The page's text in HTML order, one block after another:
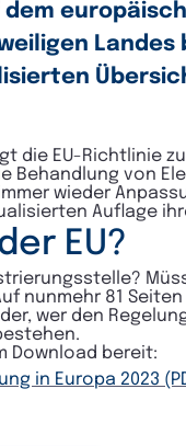
die EU-Richtlinie
Behandlung von
wieder
Auflage
EU?
nunmehr 81
wer den
Download bereit:
in Europa 2023